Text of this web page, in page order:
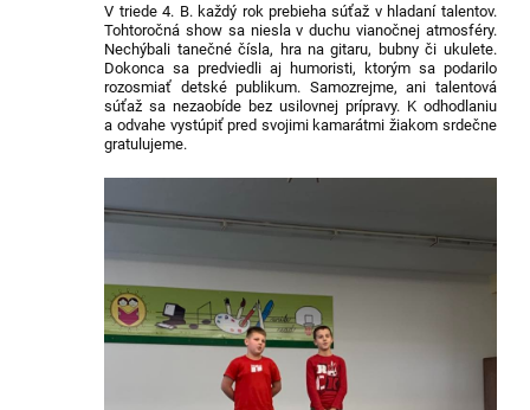
V triede 4. B. každý rok prebieha súťaž v hladaní talentov.
Tohtoročná show sa niesla v duchu vianočnej atmosféry.
Nechýbali tanečné čísla, hra na gitaru, bubny či ukulete.
Dokonca sa predviedli aj humoristi, ktorým sa podarilo
rozosmiať detské publikum. Samozrejme, ani talentová
súťaž sa nezaobíde bez usilovnej prípravy. K odhodlaniu
a odvahe vystúpiť pred svojimi kamarátmi žiakom srdečne
gratulujeme.